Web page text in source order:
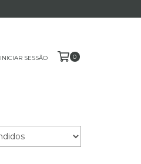
INICIAR SESSÃO 0